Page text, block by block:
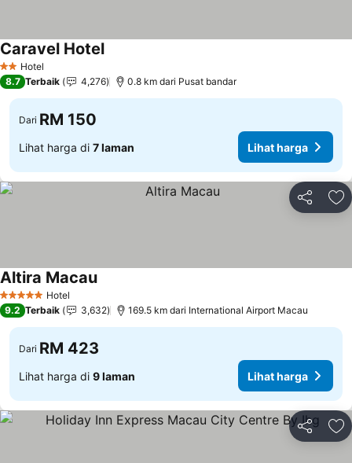
2 Bintang
Hotel
Caravel Hotel
8.7 Terbaik 4,276 0.8 km dari Pusat bandar
Dari RM 150
Lihat harga di 7 laman Lihat harga
Kongsi
5 Bintang Hotel
Altira Macau
9.2 Terbaik 3,632 169.5 km dari International Airport Macau
Dari RM 423
Lihat harga di 9 laman Lihat harga
Kongsi